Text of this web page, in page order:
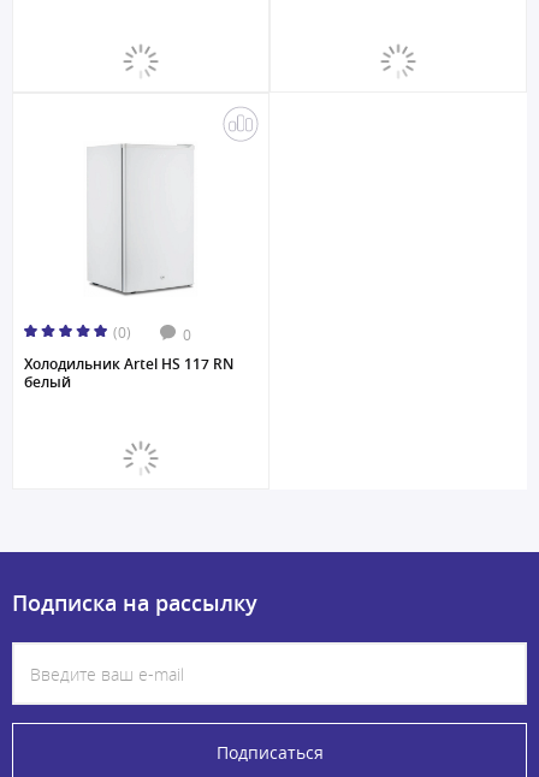
(0) 0
Холодильник Artel HS 117 RN
белый
Подписка на рассылку
Подписаться